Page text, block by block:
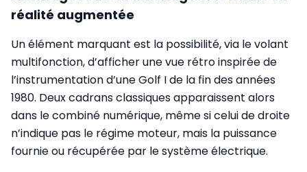
réalité augmentée
Un élément marquant est la possibilité, via le volant
multifonction, d’afficher une vue rétro inspirée de
l’instrumentation d’une Golf I de la fin des années
1980. Deux cadrans classiques apparaissent alors
dans le combiné numérique, même si celui de droite
n’indique pas le régime moteur, mais la puissance
fournie ou récupérée par le système électrique.